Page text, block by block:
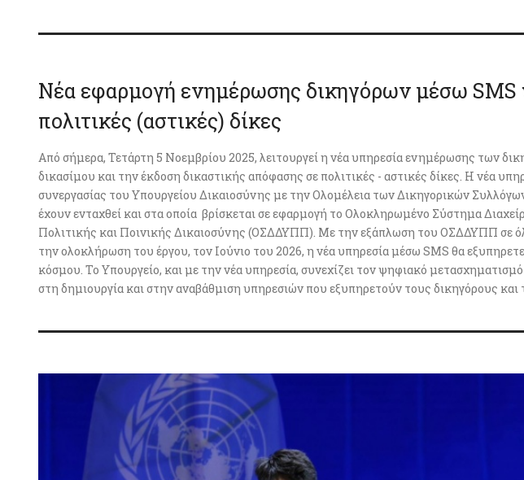
Νέα εφαρμογή ενημέρωσης δικηγόρων μέσω SMS
πολιτικές (αστικές) δίκες
Από σήμερα, Τετάρτη 5 Νοεμβρίου 2025, λειτουργεί η νέα υπηρεσία ενημέρωσης των
δικασίμου και την έκδοση δικαστικής απόφασης σε πολιτικές - αστικές δίκες. Η νέα
συνεργασίας του Υπουργείου Δικαιοσύνης με την Ολομέλεια των Δικηγορικών
έχουν ενταχθεί και στα οποία βρίσκεται σε εφαρμογή το Ολοκληρωμένο Σύστημα
Πολιτικής και Ποινικής Δικαιοσύνης (ΟΣΔΔΥΠΠ). Με την εξάπλωση του ΟΣΔΔΥΠΠ σε
την ολοκλήρωση του έργου, τον Ιούνιο του 2026, η νέα υπηρεσία μέσω SMS θα
κόσμου. Το Υπουργείο, και με την νέα υπηρεσία, συνεχίζει τον ψηφιακό
στη δημιουργία και στην αναβάθμιση υπηρεσιών που εξυπηρετούν τους δικηγόρους και